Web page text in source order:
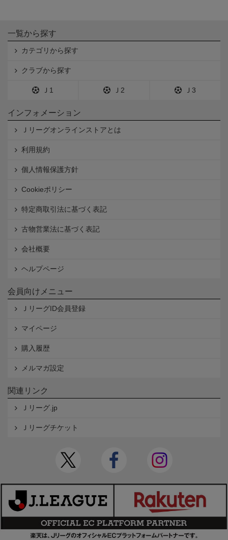
一覧から探す
カテゴリから探す
クラブから探す
Ｊ1 Ｊ2 Ｊ3
インフォメーション
Ｊリーグオンラインストアとは
利用規約
個人情報保護方針
Cookieポリシー
特定商取引法に基づく表記
古物営業法に基づく表記
会社概要
ヘルプページ
会員向けメニュー
ＪリーグID会員登録
マイページ
購入履歴
メルマガ設定
関連リンク
Ｊリーグ.jp
Ｊリーグチケット